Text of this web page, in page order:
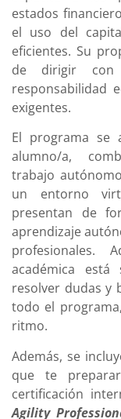
estados
el uso del
eficientes. Su
de dirigir con
responsabilidad
exigentes.
El programa se
alumno/a,
trabajo
un entorno
presentan de
aprendizaje
profesionales.
académica
resolver dudas y
todo el
ritmo.
Además, se
que te
certificación
Agility